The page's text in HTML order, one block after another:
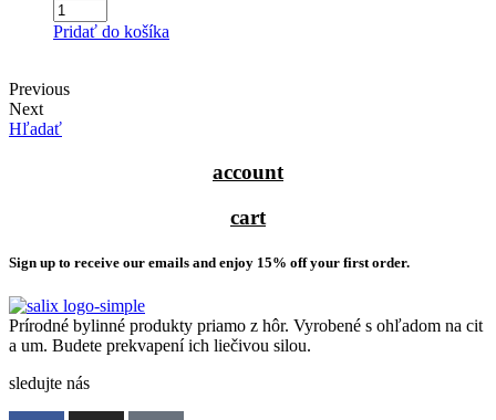
Pridať do košíka
Previous
Next
Hľadať
account
cart
Sign up to receive our emails and enjoy 15% off your first order.
Prírodné bylinné produkty priamo z hôr. Vyrobené s ohľadom na cit
a um. Budete prekvapení ich liečivou silou.
sledujte nás